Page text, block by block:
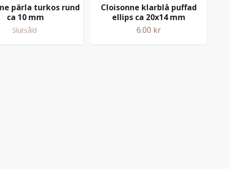
pärla turkos rund
ca 10 mm
Slutsåld
Cloisonne klarblå puffad
ellips ca 20x14 mm
6.00 kr